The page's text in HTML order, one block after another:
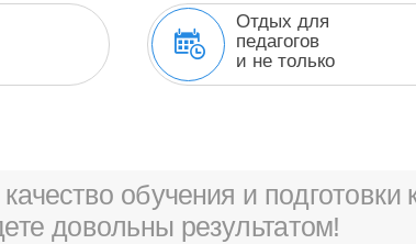
Отдых для
педагогов
и не только
обучения и подготовки
довольны результатом!